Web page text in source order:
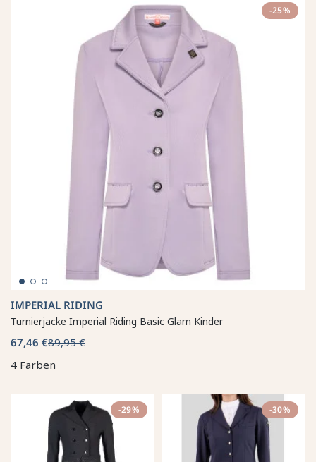
-25%
IMPERIAL RIDING
Turnierjacke Imperial Riding Basic Glam Kinder
67,46 €89,95 €
4 Farben
-29% -30%